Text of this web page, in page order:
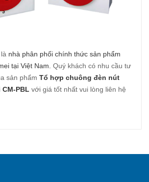
nhà phân phối chính thức sản phẩm
tại Việt Nam Quý khách có nhu cầu tư
sản phẩm Tổ hợp chuông đèn nút
PBL với giá tốt nhất vui lòng liên hệ